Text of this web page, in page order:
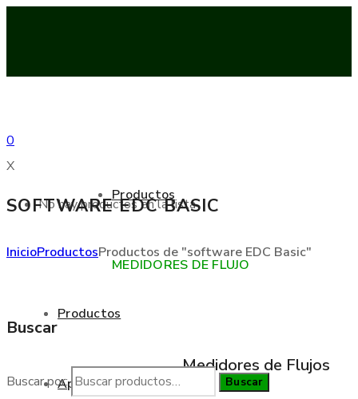
0
X
No hay productos en la lista
Productos
Aplicaciones
Productos
MEDIDORES DE FLUJO
Medidores de Flujos
SOFTWARE EDC BASIC
InicioProductosProductos de "software EDC Basic"
Buscar
Buscar por: Buscar